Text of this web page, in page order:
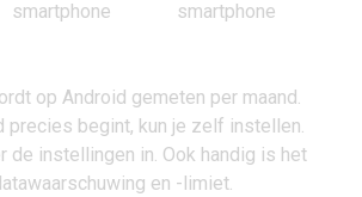
op Android gemeten per maand.
precies begint, kun je zelf instellen.
de instellingen in. Ook handig is het
en -limiet.